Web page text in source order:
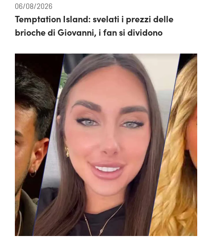
06/08/2026
Temptation Island: svelati i prezzi delle
brioche di Giovanni, i fan si dividono